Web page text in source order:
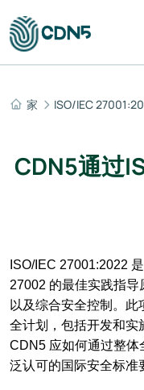
家 ISO/IEC
CDN5通过
ISO/IEC 27001:2022
27002 的最佳实践指
以及综合安全控制。
全计划，包括开发和实
CDN5 应如何通过整体
泛认可的国际安全标准